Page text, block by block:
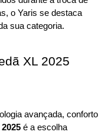
o Yaris se destaca
sua categoria.
XL 2025
avançada, conforto
é a escolha